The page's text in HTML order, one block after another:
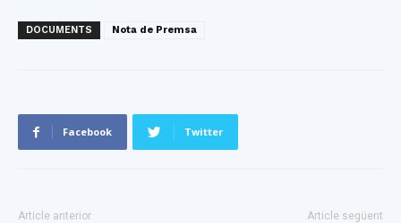
DOCUMENTS Nota de Premsa
Facebook Twitter
Article anterior Article següent